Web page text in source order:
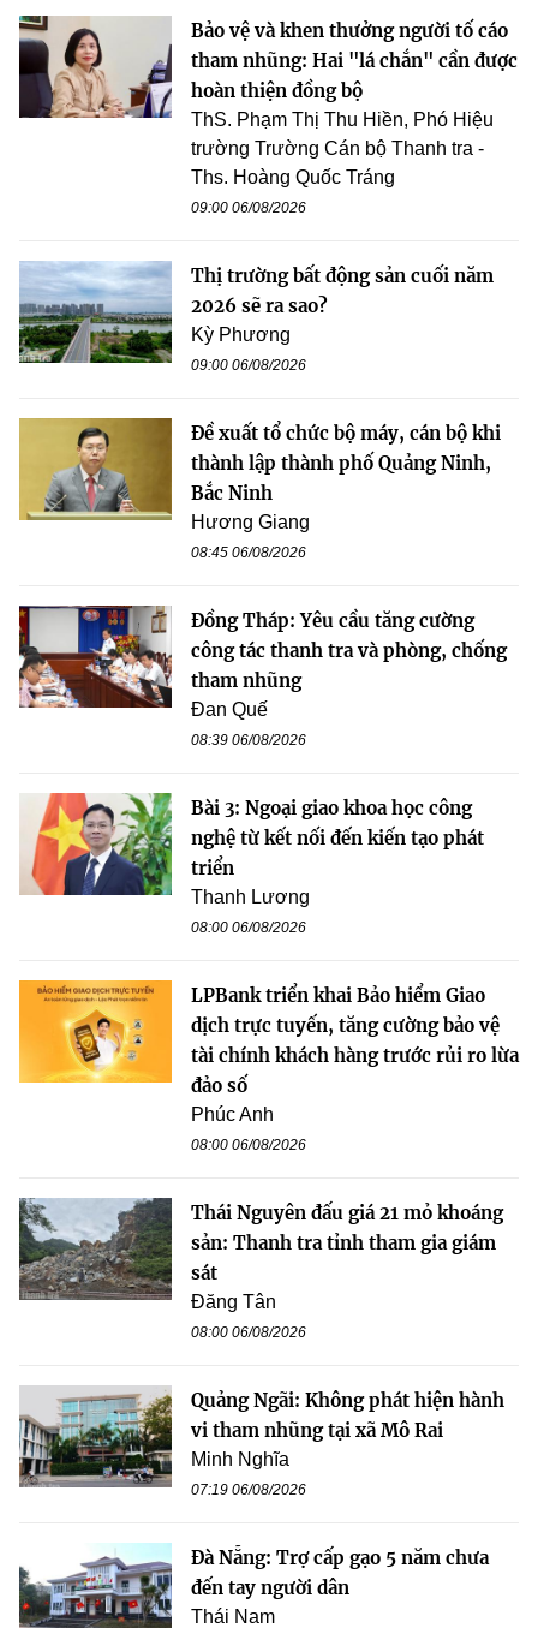
Bảo vệ và khen thưởng người tố cáo
tham nhũng: Hai "lá chắn" cần được
hoàn thiện đồng bộ
ThS. Phạm Thị Thu Hiền, Phó Hiệu
trường Trường Cán bộ Thanh tra -
Ths. Hoàng Quốc Tráng
09:00 06/08/2026
Thị trường bất động sản cuối năm
2026 sẽ ra sao?
Kỳ Phương
09:00 06/08/2026
Đề xuất tổ chức bộ máy, cán bộ khi
thành lập thành phố Quảng Ninh,
Bắc Ninh
Hương Giang
08:45 06/08/2026
Đồng Tháp: Yêu cầu tăng cường
công tác thanh tra và phòng, chống
tham nhũng
Đan Quế
08:39 06/08/2026
Bài 3: Ngoại giao khoa học công
nghệ từ kết nối đến kiến tạo phát
triển
Thanh Lương
08:00 06/08/2026
LPBank triển khai Bảo hiểm Giao
dịch trực tuyến, tăng cường bảo vệ
tài chính khách hàng trước rủi ro lừa
đảo số
Phúc Anh
08:00 06/08/2026
Thái Nguyên đấu giá 21 mỏ khoáng
sản: Thanh tra tỉnh tham gia giám
sát
Đăng Tân
08:00 06/08/2026
Quảng Ngãi: Không phát hiện hành
vi tham nhũng tại xã Mô Rai
Minh Nghĩa
07:19 06/08/2026
Đà Nẵng: Trợ cấp gạo 5 năm chưa
đến tay người dân
Thái Nam